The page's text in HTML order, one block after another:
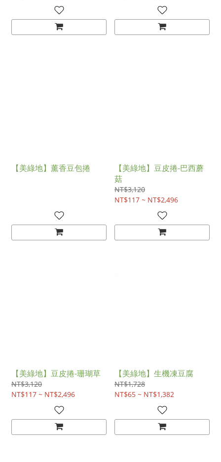
【美綠地】薰香豆包捲
【美綠地】豆皮捲-巴西蘑
菇
NT$3,120
NT$117 ~ NT$2,496
【美綠地】豆皮捲-珊瑚草
NT$3,120
NT$117 ~ NT$2,496
【美綠地】生機凍豆腐
NT$1,728
NT$65 ~ NT$1,382